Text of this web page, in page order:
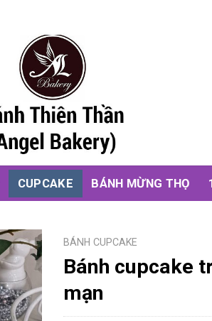
CUPCAKE BÁNH MỪNG THỌ
BÁNH CUPCAKE
Bánh cupcake
mạn